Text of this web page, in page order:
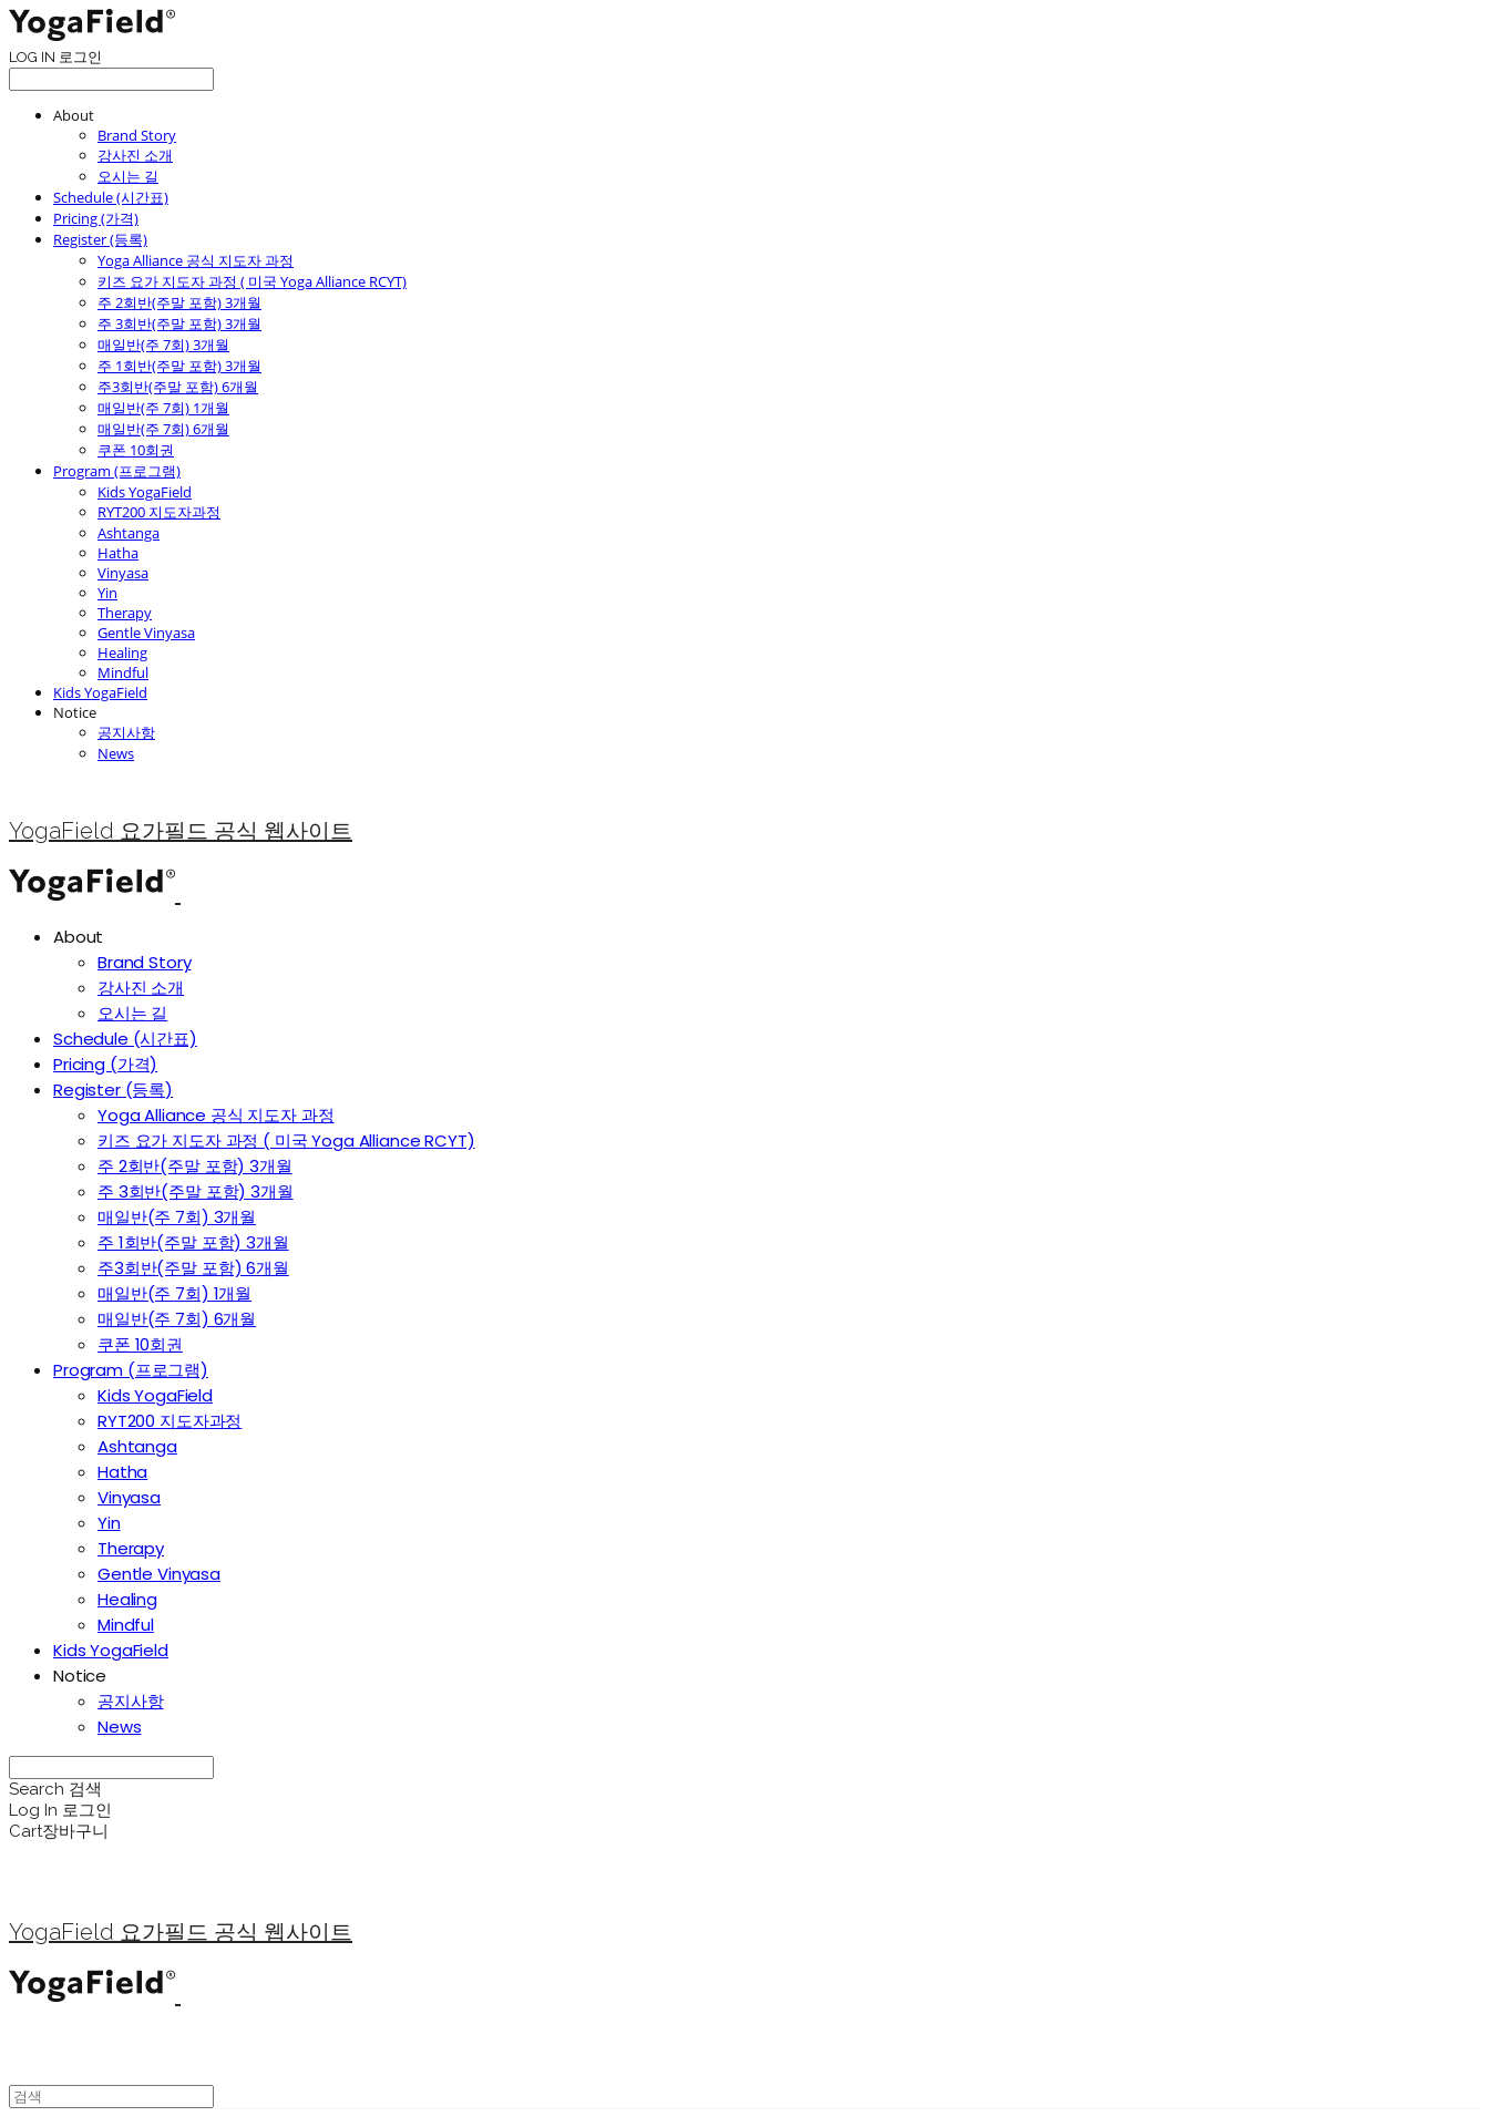
LOG IN 로그인
About
Brand Story
강사진 소개
오시는 길
Schedule (시간표)
Pricing (가격)
Register (등록)
Yoga Alliance 공식 지도자 과정
키즈 요가 지도자 과정 ( 미국 Yoga Alliance RCYT)
주 2회반(주말 포함) 3개월
주 3회반(주말 포함) 3개월
매일반(주 7회) 3개월
주 1회반(주말 포함) 3개월
주3회반(주말 포함) 6개월
매일반(주 7회) 1개월
매일반(주 7회) 6개월
쿠폰 10회권
Program (프로그램)
Kids YogaField
RYT200 지도자과정
Ashtanga
Hatha
Vinyasa
Yin
Therapy
Gentle Vinyasa
Healing
Mindful
Kids YogaField
Notice
공지사항
News
YogaField 요가필드 공식 웹사이트
About
Brand Story
강사진 소개
오시는 길
Schedule (시간표)
Pricing (가격)
Register (등록)
Yoga Alliance 공식 지도자 과정
키즈 요가 지도자 과정 ( 미국 Yoga Alliance RCYT)
주 2회반(주말 포함) 3개월
주 3회반(주말 포함) 3개월
매일반(주 7회) 3개월
주 1회반(주말 포함) 3개월
주3회반(주말 포함) 6개월
매일반(주 7회) 1개월
매일반(주 7회) 6개월
쿠폰 10회권
Program (프로그램)
Kids YogaField
RYT200 지도자과정
Ashtanga
Hatha
Vinyasa
Yin
Therapy
Gentle Vinyasa
Healing
Mindful
Kids YogaField
Notice
공지사항
News
Search 검색
Log In 로그인
Cart장바구니
YogaField 요가필드 공식 웹사이트